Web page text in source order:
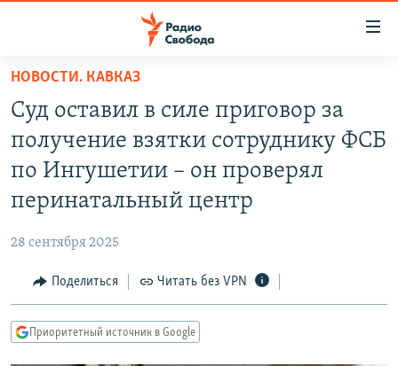
упрощенного
доступа
основному
содержанию
Вернутся
навигации
Вернутся
ПОДКАСТЫ
АВТОРСКИЕ ПРОЕКТЫ
КУЛЬТУРА
IDEL.РЕАЛИИ
КАВКАЗ.РЕАЛИИ
НОВОСТИ. КАВКАЗ
Суд оставил в силе приговор за
получение взятки сотруднику ФСБ
по Ингушетии – он проверял
перинатальный центр
28 сентября 2025
Поделиться Читать без VPN
Приоритетный источник в Google